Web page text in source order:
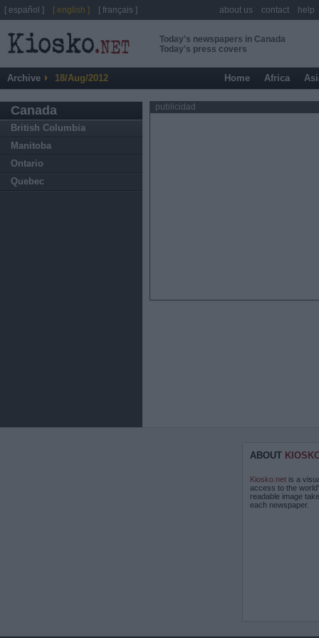
Today's newspapers in Canada
Today's press covers
Archive 18/Aug/2012 Home Africa
Canada
British Columbia
Manitoba
Ontario
Quebec
publicidad
ABOUT
Kiosko.net is a
access to the
readable image
each newspaper.
[ español ] [ english ] [ français ] about us contact help